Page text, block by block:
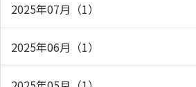
2025年07月（1）
2025年06月（1）